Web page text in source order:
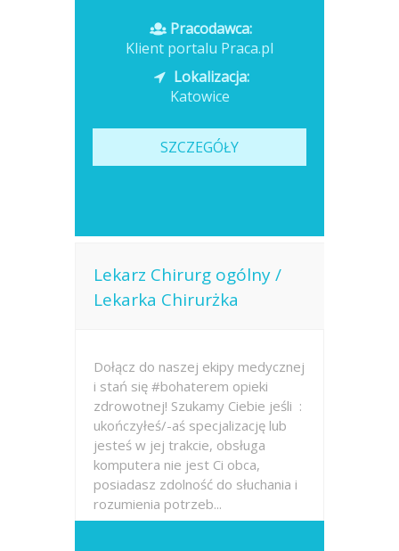
Opublikowano: dzisiajPracodawca:
Klient portalu Praca.pl
Lokalizacja:
Katowice
SZCZEGÓŁY
Lekarz Chirurg ogólny /
Lekarka Chirurżka
Dołącz do naszej ekipy medycznej
i stań się #bohaterem opieki
zdrowotnej! Szukamy Ciebie jeśli ​ :
ukończyłeś/-aś specjalizację lub
jesteś w jej trakcie, obsługa
komputera nie jest Ci obca,
posiadasz zdolność do słuchania i
rozumienia potrzeb...